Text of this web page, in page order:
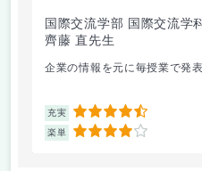
国際交流学部 国際交流学
齊藤 直先生
企業の情報を元に毎授業で発
充実 4.5
楽単 4